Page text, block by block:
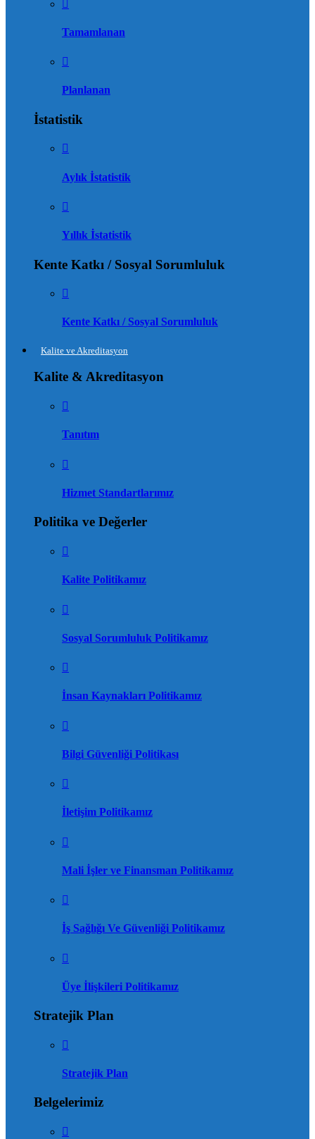
Tamamlanan
Planlanan
İstatistik
Aylık İstatistik
Yıllık İstatistik
Kente Katkı / Sosyal Sorumluluk
Kente Katkı / Sosyal Sorumluluk
Kalite ve Akreditasyon
Kalite & Akreditasyon
Tanıtım
Hizmet Standartlarımız
Politika ve Değerler
Kalite Politikamız
Sosyal Sorumluluk Politikamız
İnsan Kaynakları Politikamız
Bilgi Güvenliği Politikası
İletişim Politikamız
Mali İşler ve Finansman Politikamız
İş Sağlığı Ve Güvenliği Politikamız
Üye İlişkileri Politikamız
Stratejik Plan
Stratejik Plan
Belgelerimiz